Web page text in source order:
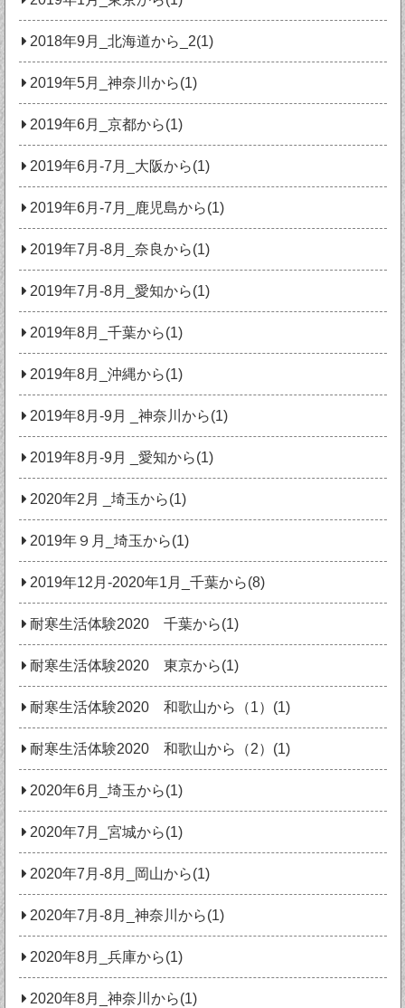
2018年9月_北海道から_2(1)
2019年5月_神奈川から(1)
2019年6月_京都から(1)
2019年6月-7月_大阪から(1)
2019年6月-7月_鹿児島から(1)
2019年7月-8月_奈良から(1)
2019年7月-8月_愛知から(1)
2019年8月_千葉から(1)
2019年8月_沖縄から(1)
2019年8月-9月 _神奈川から(1)
2019年8月-9月 _愛知から(1)
2020年2月 _埼玉から(1)
2019年９月_埼玉から(1)
2019年12月-2020年1月_千葉から(8)
耐寒生活体験2020 千葉から(1)
耐寒生活体験2020 東京から(1)
耐寒生活体験2020 和歌山から（1）(1)
耐寒生活体験2020 和歌山から（2）(1)
2020年6月_埼玉から(1)
2020年7月_宮城から(1)
2020年7月‐8月_岡山から(1)
2020年7月‐8月_神奈川から(1)
2020年8月_兵庫から(1)
2020年8月_神奈川から(1)